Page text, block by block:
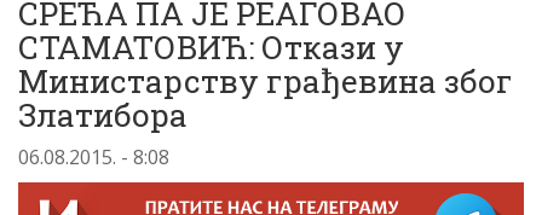
СРЕЋА ПА ЈЕ РЕАГОВАО
СТАМАТОВИЋ: Откази у
Министарству грађевина због
Златибора
06.08.2015. - 8:08